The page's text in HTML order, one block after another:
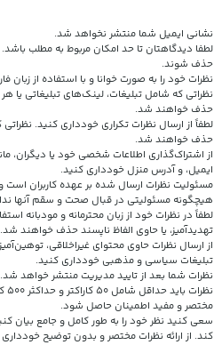
نشانی ایمیل شما منتشر نخواهد شد.
لطفا دیدگاهتان تا حد امکان مربوط به مطلب
حذف شوند.
نظرات خود را به صورت خوانا و با استفاده از زبان
نظراتی که شامل تبلیغات، لینک‌های تبلیغاتی یا
حذف خواهند شد.
لطفاً از ارسال نظرات تکراری خودداری کنید.
حذف خواهند شد.
از اشتراک‌گذاری اطلاعات شخصی خود یا دیگران،
ایمیل، و آدرس منزل خودداری کنید.
مسئولیت نظرات ارسال شده بر عهده کاربران
هیچگونه مسئولیتی در قبال صحت و سقم آنها
لطفاً در نظرات خود از زبان محترمانه و مودبانه
تهدیدآمیز، یا حاوی الفاظ ناپسند حذف خواهند شد.
از ارسال نظرات حاوی محتوای غیراخلاقی،
تبلیغات سیاسی و مذهبی خودداری کنید.
نظرات شما بعد از تایید مدیریت منتشر خواهد شد.
مختصر و مفید اطمینان حاصل شود.
سعی کنید نظر خود را به طور کامل و جامع بیان
کند. از ارائه نظرات مختصر و بدون توضیح